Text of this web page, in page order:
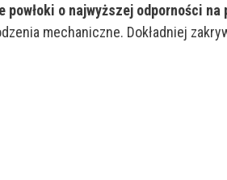
powłoki o najwyższej odporności na
mechaniczne. Dokładniej